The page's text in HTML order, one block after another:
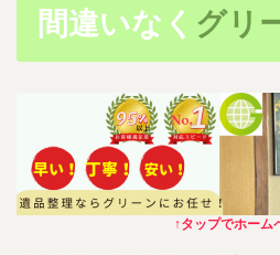
間違いなく グリ
↑タップでホーム